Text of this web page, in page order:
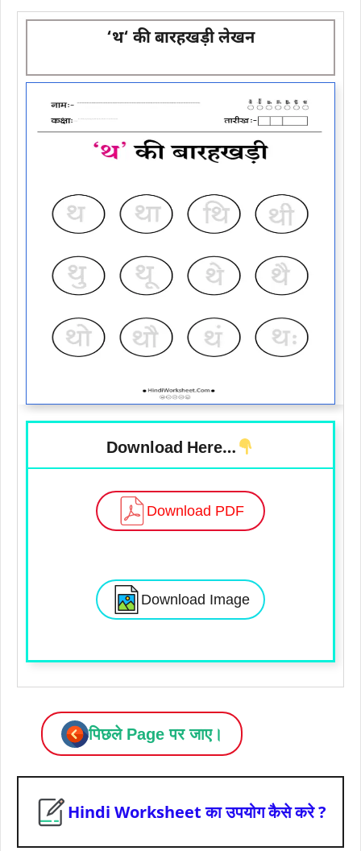
‘थ‘ की बारहखड़ी लेखन
Download Here…
Download PDF
Download Image
पिछले Page पर जाए।
Hindi Worksheet का उपयोग कैसे करे ?